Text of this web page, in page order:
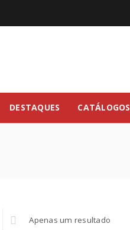
DESTAQUES CATÁLOGOS
Apenas um resultado